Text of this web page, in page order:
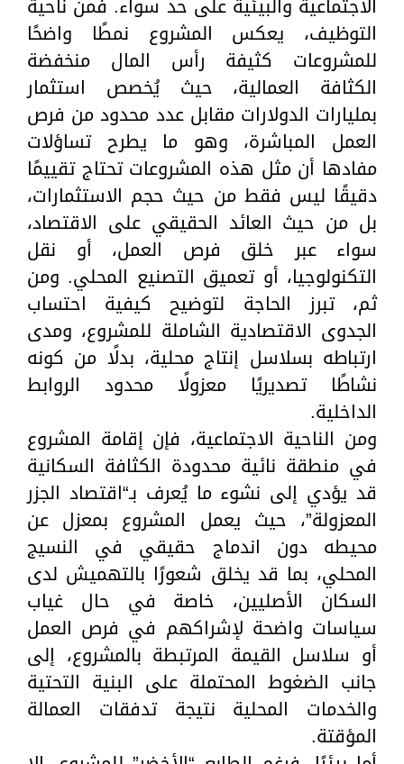
التوظيف، يعكس المشروع نمطًا واضحًا
للمشروعات كثيفة رأس المال منخفضة
الكثافة العمالية، حيث يُخصص استثمار
بمليارات الدولارات مقابل عدد محدود من فرص
العمل المباشرة، وهو ما يطرح تساؤلات
مفادها أن مثل هذه المشروعات تحتاج تقييمًا
دقيقًا ليس فقط من حيث حجم الاستثمارات،
بل من حيث العائد الحقيقي على الاقتصاد،
سواء عبر خلق فرص العمل، أو نقل
التكنولوجيا، أو تعميق التصنيع المحلي. ومن
ثم، تبرز الحاجة لتوضيح كيفية احتساب
الجدوى الاقتصادية الشاملة للمشروع، ومدى
ارتباطه بسلاسل إنتاج محلية، بدلًا من كونه
نشاطًا تصديريًا معزولًا محدود الروابط
الداخلية.
ومن الناحية الاجتماعية، فإن إقامة المشروع
في منطقة نائية محدودة الكثافة السكانية
قد يؤدي إلى نشوء ما يُعرف بـ“اقتصاد الجزر
المعزولة”، حيث يعمل المشروع بمعزل عن
محيطه دون اندماج حقيقي في النسيج
المحلي، بما قد يخلق شعورًا بالتهميش لدى
السكان الأصليين، خاصة في حال غياب
سياسات واضحة لإشراكهم في فرص العمل
أو سلاسل القيمة المرتبطة بالمشروع، إلى
جانب الضغوط المحتملة على البنية التحتية
والخدمات المحلية نتيجة تدفقات العمالة
المؤقتة.